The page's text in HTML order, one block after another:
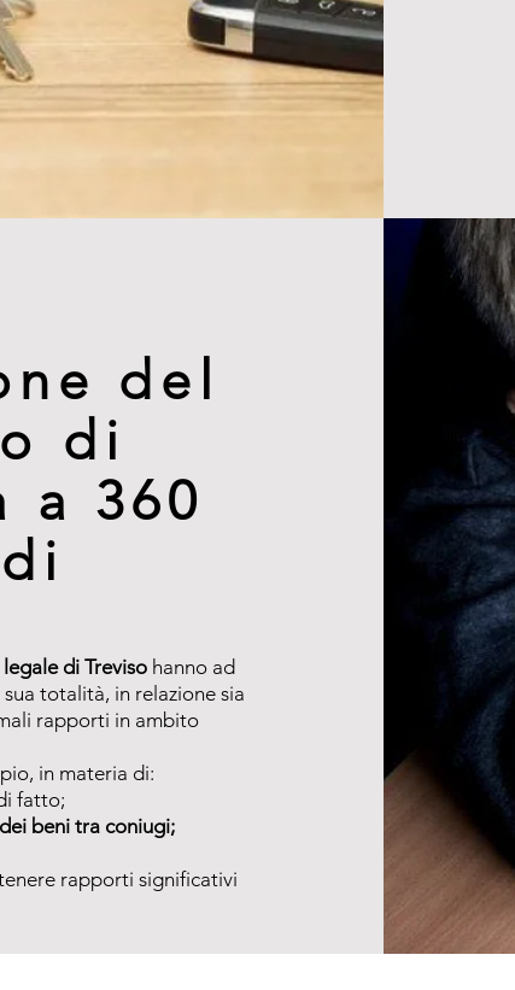
del
di
a 360
di Treviso hanno ad
totalità, in relazione sia
rapporti in ambito
in materia di:
fatto;
beni tra coniugi;
rapporti significativi